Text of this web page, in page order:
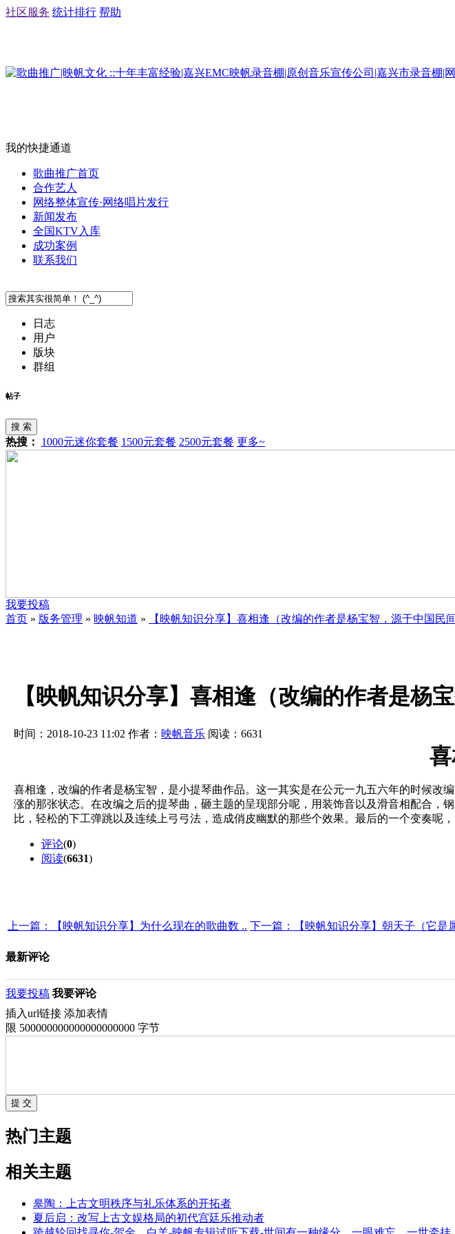
社区服务 统计排行 帮助
我的快捷通道
歌曲推广首页
合作艺人
网络整体宣传·网络唱片发行
新闻发布
全国KTV入库
成功案例
联系我们
日志
用户
版块
群组
帖子
搜 索
热搜： 1000元迷你套餐 1500元套餐 2500元套餐 更多~
我要投稿
首页 » 版务管理 » 映帆知道 » 【映帆知识分享】喜相逢（改编的作者是杨宝智，源于中国民
【映帆知识分享】喜相逢（改编的作者是杨
时间：2018-10-23 11:02 作者： 映帆音乐 阅读： 6631
喜相逢，改编的作者是杨宝智，是小提琴曲作品。这一其实是在公元一九五六年的时候
涨的那张状态。在改编之后的提琴曲，砸主题的呈现部分呢，用装饰音以及滑音相配合
比，轻松的下工弹跳以及连续上弓弓法，造成俏皮幽默的那些个效果。最后的一个变奏呢
评论(0)
阅读(6631)
上一篇：【映帆知识分享】为什么现在的歌曲数 .. 下一篇：【映帆知识分享】朝天子（它是
最新评论
我要投稿 我要评论
插入url链接 添加表情
限 500000000000000000000 字节
热门主题
相关主题
皋陶：上古文明秩序与礼乐体系的开拓者
夏后启：改写上古文娱格局的初代宫廷乐推动者